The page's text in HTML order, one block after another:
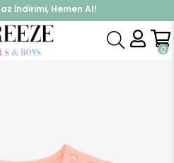
İndirimi, Hemen Al!
Kap, Hemen Üye Ol!
0
Tişört